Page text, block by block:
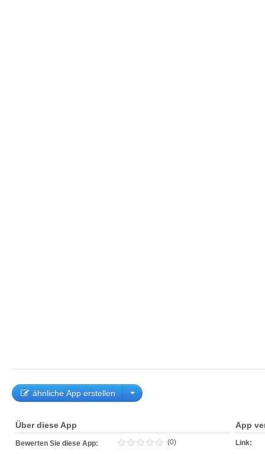
ähnliche App erstellen
Über diese App
Bewerten Sie diese App: (0)
App
Link: